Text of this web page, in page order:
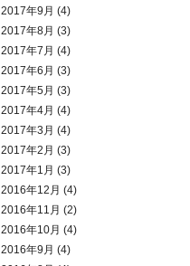
2017年9月 (4)
2017年8月 (3)
2017年7月 (4)
2017年6月 (3)
2017年5月 (3)
2017年4月 (4)
2017年3月 (4)
2017年2月 (3)
2017年1月 (3)
2016年12月 (4)
2016年11月 (2)
2016年10月 (4)
2016年9月 (4)